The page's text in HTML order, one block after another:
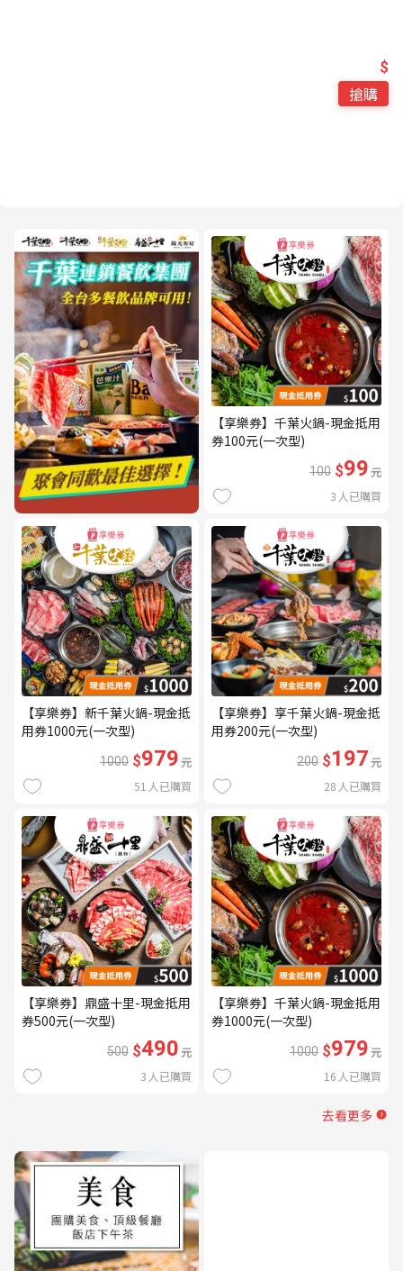
$
搶購
【享樂券】千葉火鍋-現金抵用
券100元(一次型)
100 $99元
3 人已購買
【享樂券】新千葉火鍋-現金抵
用券1000元(一次型)
1000 $979元
51 人已購買
【享樂券】享千葉火鍋-現金抵
用券200元(一次型)
200 $197元
28 人已購買
【享樂券】鼎盛十里-現金抵用
券500元(一次型)
500 $490元
3 人已購買
【享樂券】千葉火鍋-現金抵用
券1000元(一次型)
1000 $979元
16 人已購買
去看更多